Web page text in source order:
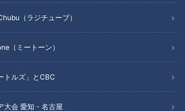
（ラジチューブ）
（ミートーン）
トルズ」とCBC
大会 愛知・名古屋
全細胞で
」ながつ
旅」完結！
て全国お礼
「世界の山ちゃん」の店名に隠